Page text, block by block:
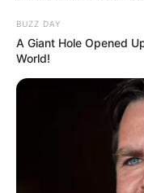
BUZZ DAY
A Giant Hole Opened
World!